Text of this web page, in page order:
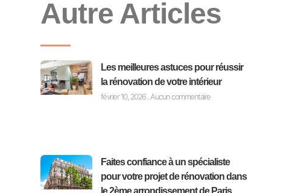
Autre Articles
Les meilleures astuces pour réussir
la rénovation de votre intérieur
février 10, 2026 Aucun commentaire
Faites confiance à un spécialiste
pour votre projet de rénovation dans
le 2ème arrondissement de Paris